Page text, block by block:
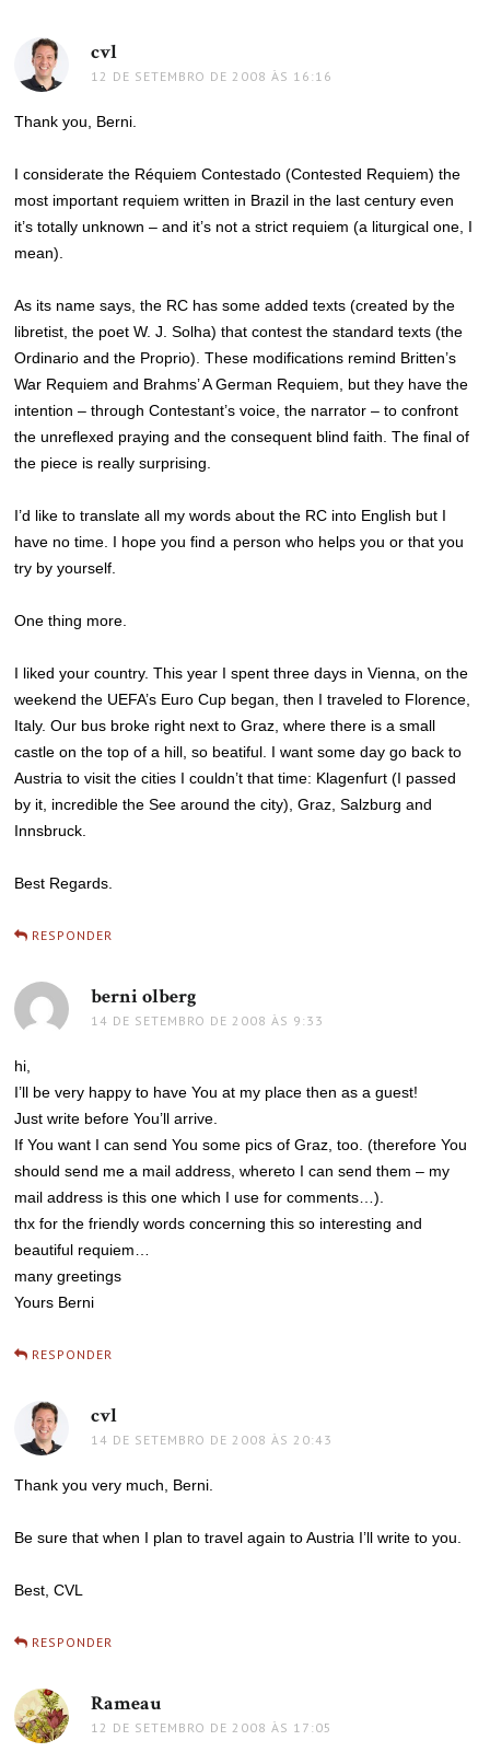
cvl
12 DE SETEMBRO DE 2008 ÀS 16:16
Thank you, Berni.
I considerate the Réquiem Contestado (Contested Requiem) the
most important requiem written in Brazil in the last century even
it’s totally unknown – and it’s not a strict requiem (a liturgical one, I
mean).
As its name says, the RC has some added texts (created by the
libretist, the poet W. J. Solha) that contest the standard texts (the
Ordinario and the Proprio). These modifications remind Britten’s
War Requiem and Brahms’ A German Requiem, but they have the
intention – through Contestant’s voice, the narrator – to confront
the unreflexed praying and the consequent blind faith. The final of
the piece is really surprising.
I’d like to translate all my words about the RC into English but I
have no time. I hope you find a person who helps you or that you
try by yourself.
One thing more.
I liked your country. This year I spent three days in Vienna, on the
weekend the UEFA’s Euro Cup began, then I traveled to Florence,
Italy. Our bus broke right next to Graz, where there is a small
castle on the top of a hill, so beatiful. I want some day go back to
Austria to visit the cities I couldn’t that time: Klagenfurt (I passed
by it, incredible the See around the city), Graz, Salzburg and
Innsbruck.
Best Regards.
RESPONDER
berni olberg
14 DE SETEMBRO DE 2008 ÀS 9:33
hi,
I’ll be very happy to have You at my place then as a guest!
Just write before You’ll arrive.
If You want I can send You some pics of Graz, too. (therefore You
should send me a mail address, whereto I can send them – my
mail address is this one which I use for comments…).
thx for the friendly words concerning this so interesting and
beautiful requiem…
many greetings
Yours Berni
RESPONDER
cvl
14 DE SETEMBRO DE 2008 ÀS 20:43
Thank you very much, Berni.
Be sure that when I plan to travel again to Austria I’ll write to you.
Best, CVL
RESPONDER
Rameau
12 DE SETEMBRO DE 2008 ÀS 17:05